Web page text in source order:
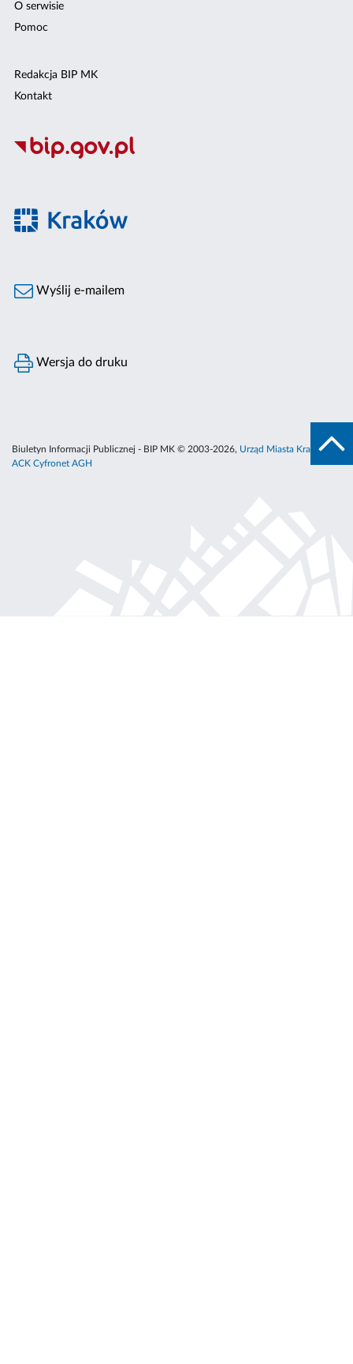
O serwisie
Pomoc
Redakcja BIP MK
Kontakt
Wyślij e-mailem
Wersja do druku
Biuletyn Informacji Publicznej - BIP MK © 2003-2026, Urząd Miasta Krakowa
ACK Cyfronet AGH